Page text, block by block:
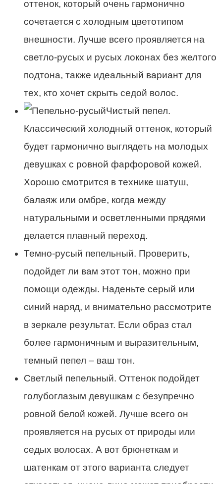
оттенок, который очень гармонично
сочетается с холодным цветотипом
внешности. Лучше всего проявляется на
светло-русых и русых локонах без желтого
подтона, также идеальный вариант для
тех, кто хочет скрыть седой волос.
Чистый пепел.
Классический холодный оттенок, который
будет гармонично выглядеть на молодых
девушках с ровной фарфоровой кожей.
Хорошо смотрится в технике шатуш,
балаяж или омбре, когда между
натуральными и осветленными прядями
делается плавный переход.
Темно-русый пепельный. Проверить,
подойдет ли вам этот тон, можно при
помощи одежды. Наденьте серый или
синий наряд, и внимательно рассмотрите
в зеркале результат. Если образ стал
более гармоничным и выразительным,
темный пепел – ваш тон.
Светлый пепельный. Оттенок подойдет
голубоглазым девушкам с безупречно
ровной белой кожей. Лучше всего он
проявляется на русых от природы или
седых волосах. А вот брюнеткам и
шатенкам от этого варианта следует